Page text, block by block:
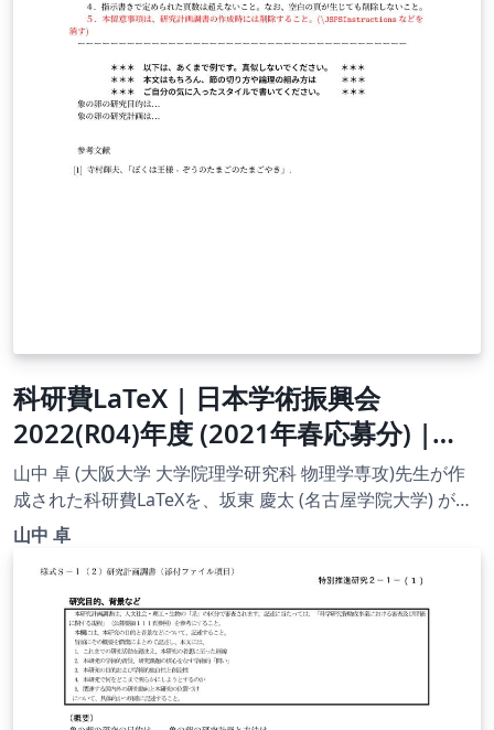
科研費LaTeX | 日本学術振興会
2022(R04)年度 (2021年春応募分) |
2021(R03)年度 研究活動スタート支援
| 021.03.05
山中 卓 (大阪大学 大学院理学研究科 物理学専攻)先生が作
成された科研費LaTeXを、坂東 慶太 (名古屋学院大学) が了
承を得てテンプレート登録しています。 詳細はこちら↓を
ご確認ください。 http://osksn2.hep.sci.osaka-
u.ac.jp/~taku/kakenhiLaTeX/
山中 卓